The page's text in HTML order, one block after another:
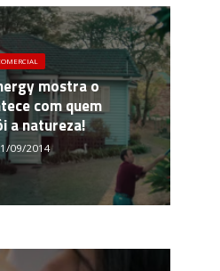
mostra o
com quem
a natureza!
09/2014